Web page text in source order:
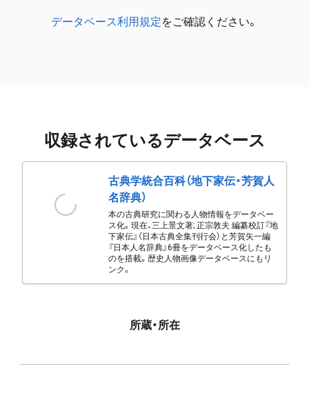
データベース利用規定をご確認ください。
収録されているデータベース
古典学統合百科（地下家伝・芳賀人
名辞典）
本の古典研究に関わる人物情報をデータベー
ス化。現在、三上景文著; 正宗敦夫 編纂校訂『地
下家伝』（日本古典全集刊行会）と芳賀矢一編
『日本人名辞典』6冊をデータベース化したも
のを搭載。歴史人物画像データベースにもリ
ンク。
所蔵・所在